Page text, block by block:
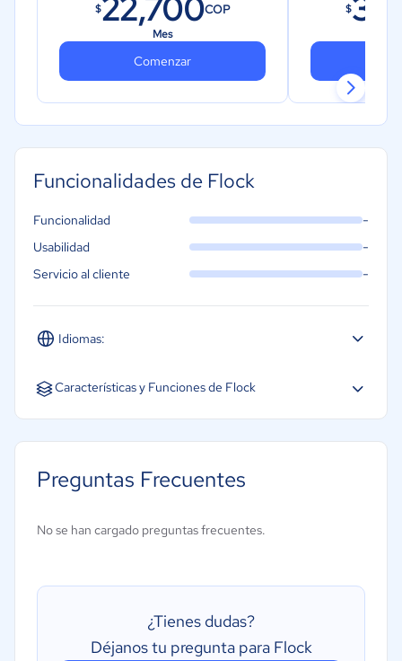
$22,700COP
Mes
Comenzar
$
Funcionalidades de Flock
Idiomas:
Español Inglés
Funcionalidad -
Usabilidad -
Servicio al cliente -
Características y Funciones de Flock
Gestión de contenidos
Preguntas Frecuentes
No se han cargado preguntas frecuentes.
¿Tienes dudas?
Déjanos tu pregunta para Flock